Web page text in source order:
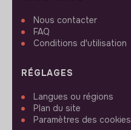
Nous contacter
FAQ
Conditions d'utilisation
RÉGLAGES
Langues ou régions
Plan du site
Paramètres des cookies